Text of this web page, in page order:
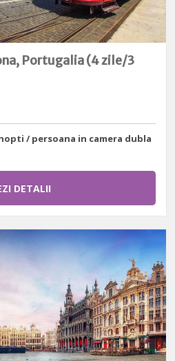
Portugalia (4 zile/3
/ persoana in camera dubla
DETALII